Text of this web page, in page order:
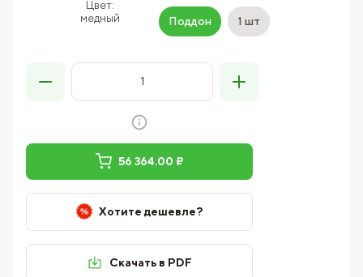
Цвет:
медный
Поддон 1 шт
56 364.00 ₽
Хотите дешевле?
Скачать в PDF